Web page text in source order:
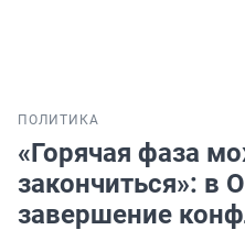
ПОЛИТИКА
«Горячая фаза
закончиться»: в
завершение